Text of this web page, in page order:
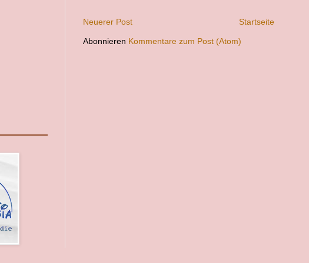
Neuerer Post Startseite
Abonnieren Kommentare zum Post (Atom)